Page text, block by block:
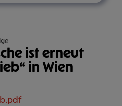
ist erneut
in Wien